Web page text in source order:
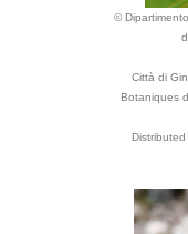
©
Città di
Botaniques
Distributed